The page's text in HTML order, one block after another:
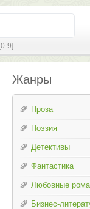
[0-9]
Жанры
Проза
Поэзия
Детективы
Фантастика
Любовные
Бизнес-